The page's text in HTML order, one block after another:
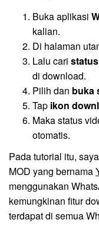
Buka aplikasi
kalian.
Di halaman
Lalu cari
di download.
Pilih dan buka
Tap ikon
Maka status
otomatis.
Pada tutorial itu,
MOD yang bernama
menggunakan
kemungkinan fitur
terdapat di semua